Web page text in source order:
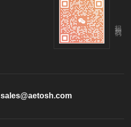
sales@aetosh.com